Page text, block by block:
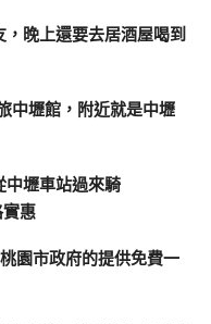
晚上還要去居酒屋喝到
中壢館，附近就是中壢
中壢車站過來騎
惠
園市政府的提供免費一